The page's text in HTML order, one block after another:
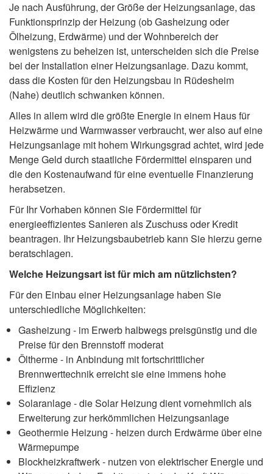
Je nach Ausführung, der Größe der Heizungsanlage, das
Funktionsprinzip der Heizung (ob Gasheizung oder
Ölheizung, Erdwärme) und der Wohnbereich der
wenigstens zu beheizen ist, unterscheiden sich die Preise
bei der Installation einer Heizungsanlage. Dazu kommt,
dass die Kosten für den Heizungsbau in Rüdesheim
(Nahe) deutlich schwanken können.
Alles in allem wird die größte Energie in einem Haus für
Heizwärme und Warmwasser verbraucht, wer also auf eine
Heizungsanlage mit hohem Wirkungsgrad achtet, wird jede
Menge Geld durch staatliche Fördermittel einsparen und
die den Kostenaufwand für eine eventuelle Finanzierung
herabsetzen.
Für Ihr Vorhaben können Sie Fördermittel für
energieeffizientes Sanieren als Zuschuss oder Kredit
beantragen. Ihr Heizungsbaubetrieb kann Sie hierzu gerne
beratschlagen.
Welche Heizungsart ist für mich am nützlichsten?
Für den Einbau einer Heizungsanlage haben Sie
unterschiedliche Möglichkeiten:
Gasheizung - im Erwerb halbwegs preisgünstig und die
Preise für den Brennstoff moderat
Öltherme - in Anbindung mit fortschrittlicher
Brennwerttechnik erreicht sie eine immens hohe
Effizienz
Solaranlage - die Solar Heizung dient vornehmlich als
Erweiterung zur herkömmlichen Heizungsanlage
Geothermie Heizung - heizen durch Erdwärme über eine
Wärmepumpe
Blockheizkraftwerk - nutzen von elektrischer Energie und